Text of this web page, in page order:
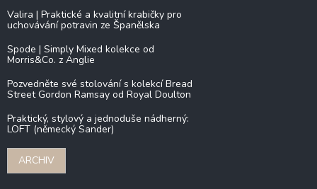
Valira | Praktické a kvalitní krabičky pro
uchovávání potravin ze Španělska
Spode | Simply Mixed kolekce od
Morris&Co. z Anglie
Pozvedněte své stolování s kolekcí Bread
Street Gordon Ramsay od Royal Doulton
Praktický, stylový a jednoduše nádherný:
LOFT (německý Sander)
ARCHIV